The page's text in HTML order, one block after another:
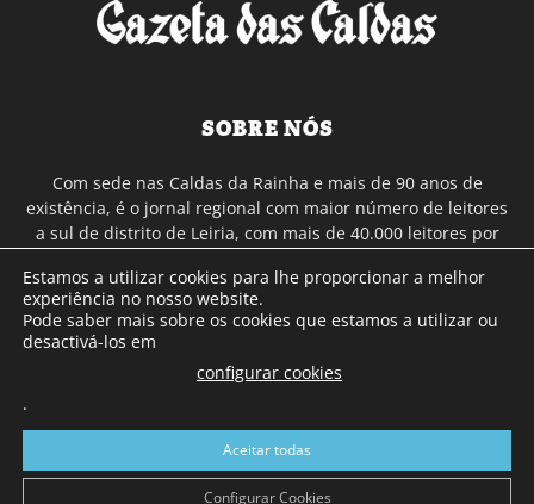
SOBRE NÓS
Com sede nas Caldas da Rainha e mais de 90 anos de
existência, é o jornal regional com maior número de leitores
a sul de distrito de Leiria, com mais de 40.000 leitores por
Continental e assinatura online.
SIGA-NOS
Estamos a utilizar cookies para lhe proporcionar a melhor
experiência no nosso website.
Pode saber mais sobre os cookies que estamos a utilizar ou
desactivá-los em
configurar cookies
.
Aceitar todas
Configurar Cookies